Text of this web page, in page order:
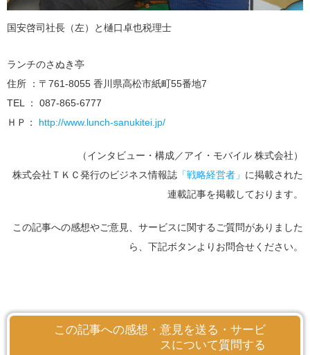
国安啓司社長（左）と樋口卓也税理士
ランチのさぬき亭
住所 ：〒761-8055 香川県高松市紙町55番地7
TEL ： 087-865-6777
ＨＰ： http://www.lunch-sanukitei.jp/
（インタビュー・構成／アイ・モバイル 株式会社）
株式会社ＴＫＣ発行のビジネス情報誌 「戦略経営者」 に掲載された
連載記事を掲載しております。
この記事への感想やご意見、サービスに関するご質問がありました
ら、下記ボタンよりお問合せください。
この記事への感想・意見を送る・サービ
スについて質問する